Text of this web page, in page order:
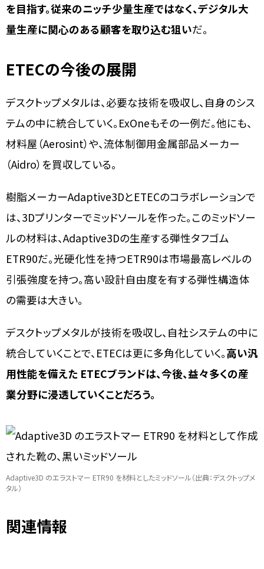
を目指す。従来のニッチ少量生産ではなく、デジタル大
量生産に関心のある顧客を取り込む狙いだ。
ETECの今後の展開
デスクトップメタルは、必要な技術を吸収し、自身のシス
テムの中に統合していく。ExOneもその一例だ。他にも、
材料屋（Aerosint）や、流体制御用金属部品メーカー
（Aidro）を買収している。
樹脂メーカーAdaptive3DとETECのコラボレーションで
は、3Dプリンターでミッドソールを作った。このミッドソー
ルの材料は、Adaptive3Dの生産する弾性タフゴム
ETR90だ。光硬化性を持つETR90は市場最高レベルの
引張強度を持つ。高い設計自由度を有する弾性構造体
の需要は大きい。
デスクトップメタルが技術を吸収し、自社システムの中に
統合していくことで、ETECは更に多角化していく。高い汎
用性能を備えた ETECブランドは、今後、益々多くの産
業分野に浸透していくことだろう。
Adaptive3D のエラストマー ETR90 を材料としたミッドソール（出典：デスクトップメ
タル）
関連情報